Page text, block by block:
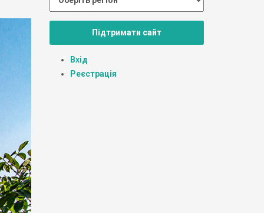
Підтримати сайт
Вхід
Реєстрація